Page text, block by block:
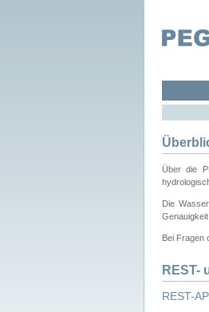
Über die
Die
Bei Fragen
REST-
REST-